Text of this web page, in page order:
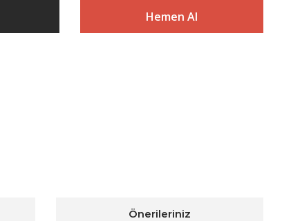
Hemen Al
Önerileriniz